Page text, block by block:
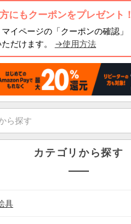
にもクーポンをプレゼント！
イページの「クーポンの確認」
だけます。 →使用方法
ら探す
カテゴリから探す
具